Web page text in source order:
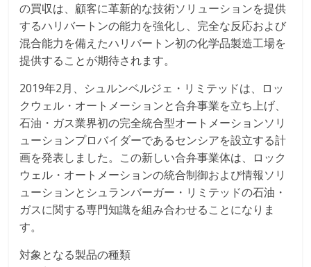
の買収は、顧客に革新的な技術ソリューションを提供
するハリバートンの能力を強化し、完全な反応および
混合能力を備えたハリバートン初の化学品製造工場を
提供することが期待されます。
2019年2月、シュルンベルジェ・リミテッドは、ロッ
クウェル・オートメーションと合弁事業を立ち上げ、
石油・ガス業界初の完全統合型オートメーションソリ
ューションプロバイダーであるセンシアを設立する計
画を発表しました。この新しい合弁事業体は、ロック
ウェル・オートメーションの統合制御および情報ソリ
ューションとシュランバーガー・リミテッドの石油・
ガスに関する専門知識を組み合わせることになりま
す。
対象となる製品の種類